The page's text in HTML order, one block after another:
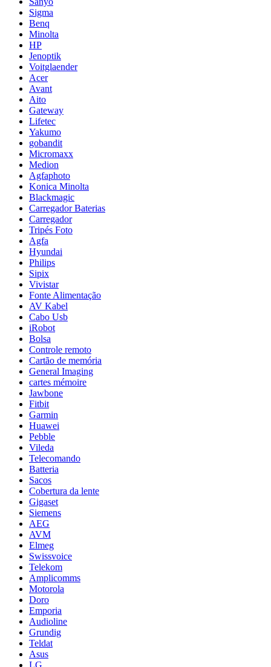
Sigma
Benq
Minolta
HP
Jenoptik
Voitglaender
Acer
Avant
Aito
Gateway
Lifetec
Yakumo
gobandit
Micromaxx
Medion
Agfaphoto
Konica Minolta
Blackmagic
Carregador Baterias
Carregador
Tripés Foto
Agfa
Hyundai
Philips
Sipix
Vivistar
Fonte Alimentação
AV Kabel
Cabo Usb
iRobot
Bolsa
Controle remoto
Cartão de memória
General Imaging
cartes mémoire
Jawbone
Fitbit
Garmin
Huawei
Pebble
Vileda
Telecomando
Batteria
Sacos
Cobertura da lente
Gigaset
Siemens
AEG
AVM
Elmeg
Swissvoice
Telekom
Amplicomms
Motorola
Doro
Emporia
Audioline
Grundig
Teldat
Asus
LG